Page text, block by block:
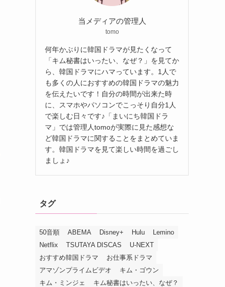
当メディアの管理人
tomo
何年かぶりに韓国ドラマが見たくなって
「キム秘書はいったい、なぜ？」を見てか
ら、韓国ドラマにハマっています。1人で
も多くの人におすすめの韓国ドラマの魅力
を伝えたいです！自分の時間が出来た時
に、スマホやパソコンでこっそり自分1人
で楽しむ日々です♪「まいにち韓国ドラ
マ」では管理人tomoが実際に見た感想な
ど韓国ドラマに関することをまとめていま
す。韓国ドラマを見て楽しい時間を過ごし
ましょ♪
タグ
50音順 ABEMA Disney+ Hulu
Lemino
Netflix
TSUTAYA DISCAS
U-NEXT
おすすめ韓国ドラマ
お仕事系ドラマ
アマゾンプライムビデオ
キム・ゴウン
キム・ミンジェ
キム秘書はいったい、なぜ？